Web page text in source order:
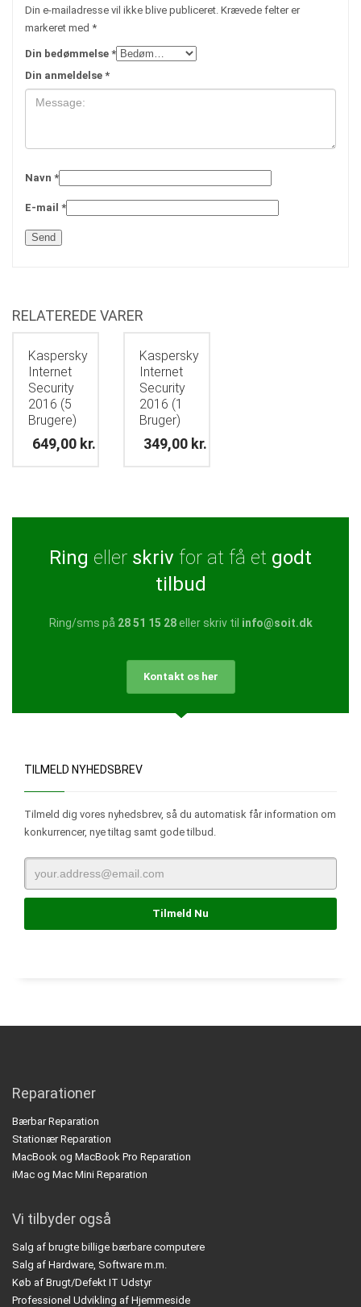
Din e-mailadresse vil ikke blive publiceret. Krævede felter er
markeret med *
Din bedømmelse *
Din anmeldelse *
Navn *
E-mail *
RELATEREDE VARER
Kaspersky
Internet
Security
2016 (5
Brugere)
649,00 kr.
Kaspersky
Internet
Security
2016 (1
Bruger)
349,00 kr.
Ring eller skriv for at få et godt
tilbud
Ring/sms på 28 51 15 28eller skriv til info@soit.dk
Kontakt os her
TILMELD NYHEDSBREV
Tilmeld dig vores nyhedsbrev, så du automatisk får information om
konkurrencer, nye tiltag samt gode tilbud.
Reparationer
Bærbar Reparation
Stationær Reparation
MacBook og MacBook Pro Reparation
iMac og Mac Mini Reparation
Vi tilbyder også
Salg af brugte billige bærbare computere
Salg af Hardware, Software m.m.
Køb af Brugt/Defekt IT Udstyr
Professionel Udvikling af Hjemmeside